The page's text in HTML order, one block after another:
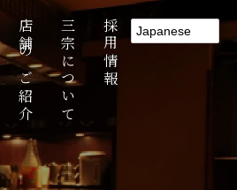
店舗のご紹介 三宗について 採用情報